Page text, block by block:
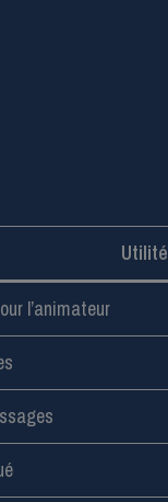
Utilité
l’animateur